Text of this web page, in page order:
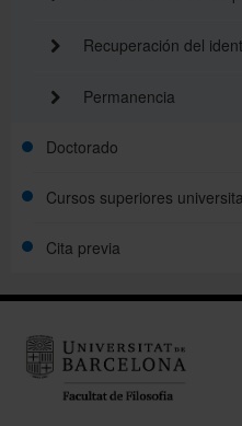
Recuperación del
Permanencia
Doctorado
Cursos superiores
Cita previa